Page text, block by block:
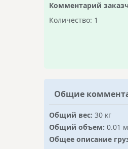
Комментарий
Количество: 1
Общие
Общий вес: 30 кг
Общий объем: 0.01
Общее описание